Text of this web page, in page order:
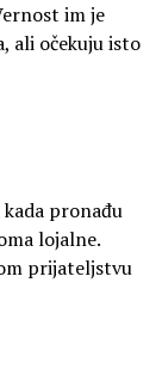
im je
ali očekuju isto
pronađu
lojalne.
prijateljstvu